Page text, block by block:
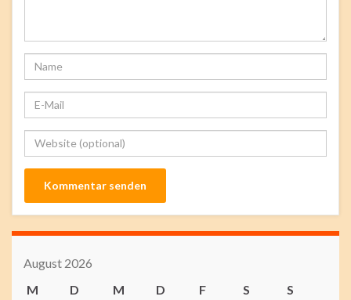
August 2026
M
D M D F S
S